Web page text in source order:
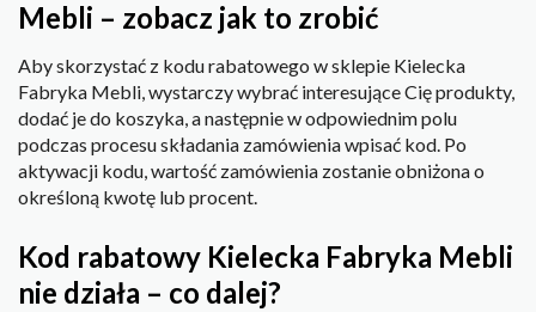
Mebli – zobacz jak to zrobić
Aby skorzystać z kodu rabatowego w sklepie Kielecka
Fabryka Mebli, wystarczy wybrać interesujące Cię produkty,
dodać je do koszyka, a następnie w odpowiednim polu
podczas procesu składania zamówienia wpisać kod. Po
aktywacji kodu, wartość zamówienia zostanie obniżona o
określoną kwotę lub procent.
Kod rabatowy Kielecka Fabryka Mebli
nie działa – co dalej?